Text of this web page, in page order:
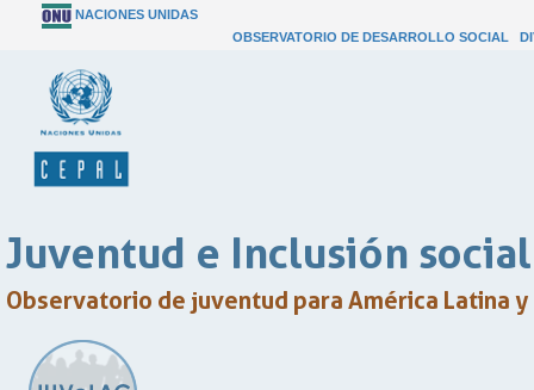
NACIONES UNIDAS
OBSERVATORIO DE DESARROLLO SOCIAL
Juventud e Inclusión social
Observatorio de juventud para América Latina